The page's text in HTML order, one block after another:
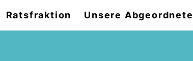
Ratsfraktion Unsere